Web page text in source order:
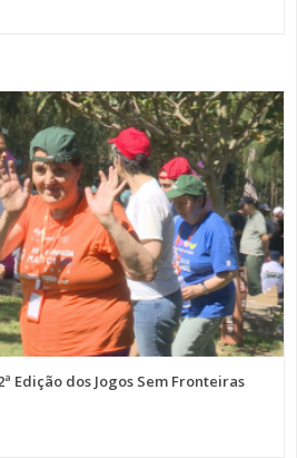
Edição dos Jogos Sem Fronteiras